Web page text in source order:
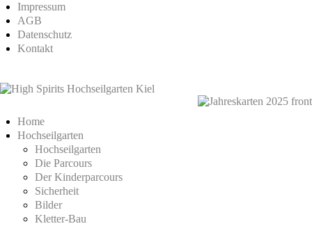
Impressum
AGB
Datenschutz
Kontakt
Home
Hochseilgarten
Hochseilgarten
Die Parcours
Der Kinderparcours
Sicherheit
Bilder
Kletter-Bau